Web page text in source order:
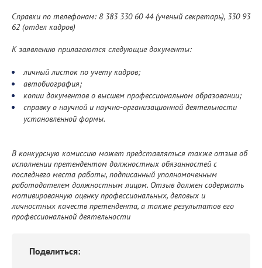
Справки по телефонам: 8 383 330 60 44 (ученый секретарь), 330 93
62 (отдел кадров)
К заявлению прилагаются следующие документы:
личный листок по учету кадров;
автобиография;
копии документов о высшем профессиональном образовании;
справку о научной и научно-организационной деятельности
установленной формы.
В конкурсную комиссию может представляться также отзыв об
исполнении претендентом должностных обязанностей с
последнего места работы, подписанный уполномоченным
работодателем должностным лицом. Отзыв должен содержать
мотивированную оценку профессиональных, деловых и
личностных качеств претендента, а также результатов его
профессиональной деятельности
Поделиться: